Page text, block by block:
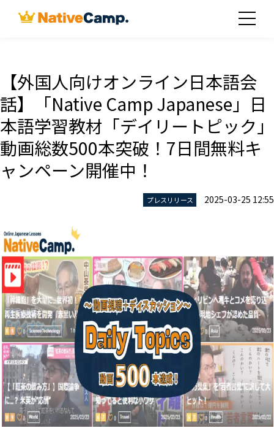
【外国人向けオンライン日本語会
話】「Native Camp Japanese」日
本語学習教材「デイリートピック」
動画総数500本突破！7日間無料キ
ャンペーン開催中！
プレスリリース 2025-03-25 12:55